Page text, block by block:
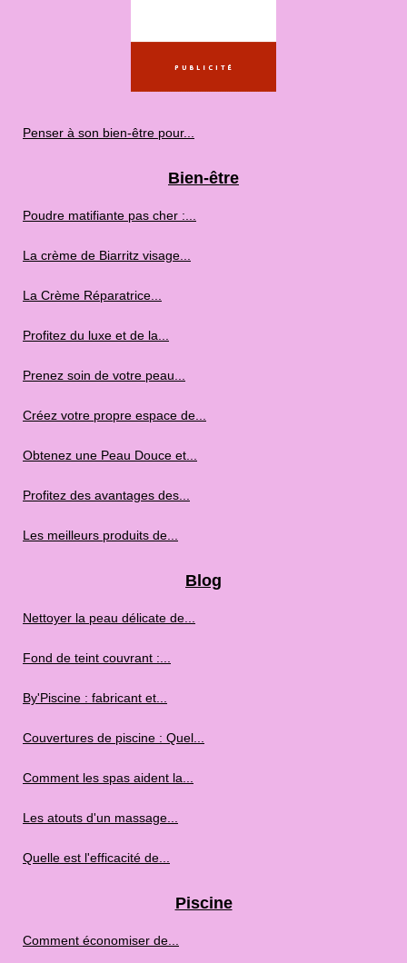
Penser à son bien-être pour...
Bien-être
Poudre matifiante pas cher :...
La crème de Biarritz visage...
La Crème Réparatrice...
Profitez du luxe et de la...
Prenez soin de votre peau...
Créez votre propre espace de...
Obtenez une Peau Douce et...
Profitez des avantages des...
Les meilleurs produits de...
Blog
Nettoyer la peau délicate de...
Fond de teint couvrant :...
By'Piscine : fabricant et...
Couvertures de piscine : Quel...
Comment les spas aident la...
Les atouts d'un massage...
Quelle est l'efficacité de...
Piscine
Comment économiser de...